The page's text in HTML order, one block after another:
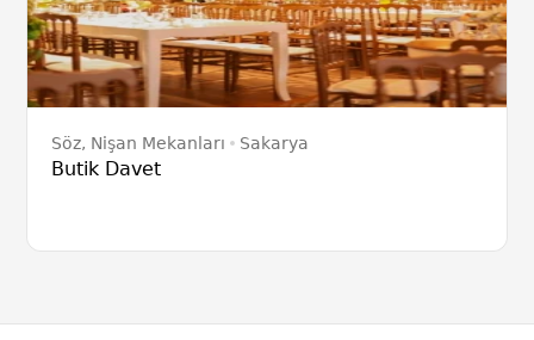
Söz, Nişan Mekanları Sakarya
Butik Davet